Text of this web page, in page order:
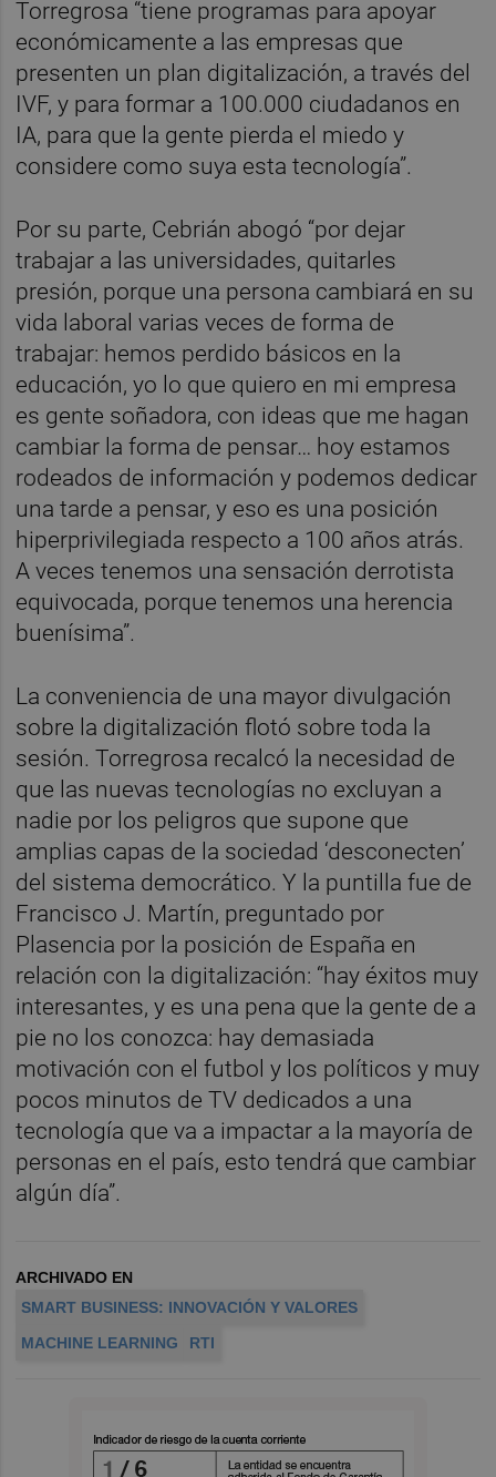
Torregrosa “tiene programas para apoyar
económicamente a las empresas que
presenten un plan digitalización, a través del
IVF, y para formar a 100.000 ciudadanos en
IA, para que la gente pierda el miedo y
considere como suya esta tecnología”.
Por su parte, Cebrián abogó “por dejar
trabajar a las universidades, quitarles
presión, porque una persona cambiará en su
vida laboral varias veces de forma de
trabajar: hemos perdido básicos en la
educación, yo lo que quiero en mi empresa
es gente soñadora, con ideas que me hagan
cambiar la forma de pensar… hoy estamos
rodeados de información y podemos dedicar
una tarde a pensar, y eso es una posición
hiperprivilegiada respecto a 100 años atrás.
A veces tenemos una sensación derrotista
equivocada, porque tenemos una herencia
buenísima”.
La conveniencia de una mayor divulgación
sobre la digitalización flotó sobre toda la
sesión. Torregrosa recalcó la necesidad de
que las nuevas tecnologías no excluyan a
nadie por los peligros que supone que
amplias capas de la sociedad ‘desconecten’
del sistema democrático. Y la puntilla fue de
Francisco J. Martín, preguntado por
Plasencia por la posición de España en
relación con la digitalización: “hay éxitos muy
interesantes, y es una pena que la gente de a
pie no los conozca: hay demasiada
motivación con el futbol y los políticos y muy
pocos minutos de TV dedicados a una
tecnología que va a impactar a la mayoría de
personas en el país, esto tendrá que cambiar
algún día”.
ARCHIVADO EN
SMART BUSINESS: INNOVACIÓN Y VALORES
MACHINE LEARNING
RTI